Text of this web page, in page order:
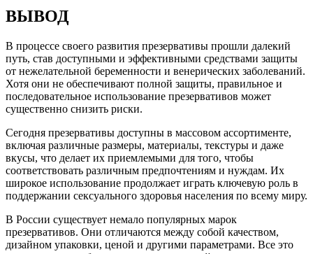
ВЫВОД
В процессе своего развития презервативы прошли далекий
путь, став доступными и эффективными средствами защиты
от нежелательной беременности и венерических заболеваний.
Хотя они не обеспечивают полной защиты, правильное и
последовательное использование презервативов может
существенно снизить риски.
Сегодня презервативы доступны в массовом ассортименте,
включая различные размеры, материалы, текстуры и даже
вкусы, что делает их приемлемыми для того, чтобы
соответствовать различным предпочтениям и нуждам. Их
широкое использование продолжает играть ключевую роль в
поддержании сексуального здоровья населения по всему миру.
В России существует немало популярных марок
презервативов. Они отличаются между собой качеством,
дизайном упаковки, ценой и другими параметрами. Все это